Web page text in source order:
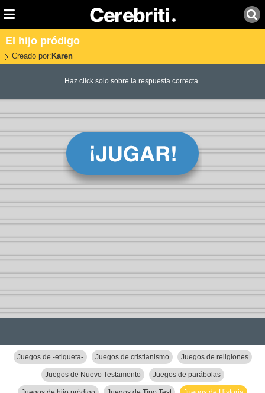
El hijo pródigo
Creado por: Karen
Haz click solo sobre la respuesta correcta.
Juegos de -etiqueta- Juegos de cristianismo Juegos de religiones
Juegos de Nuevo Testamento Juegos de parábolas